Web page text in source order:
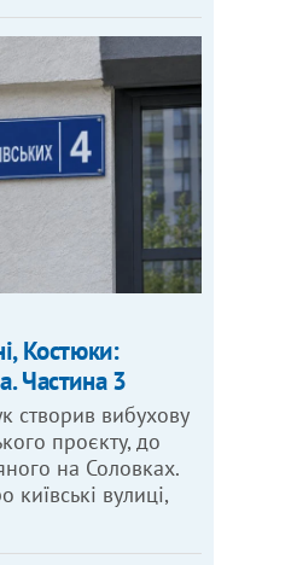
Костюки:
Частина 3
створив вибухову
проєкту, до
на Соловках.
київські вулиці,